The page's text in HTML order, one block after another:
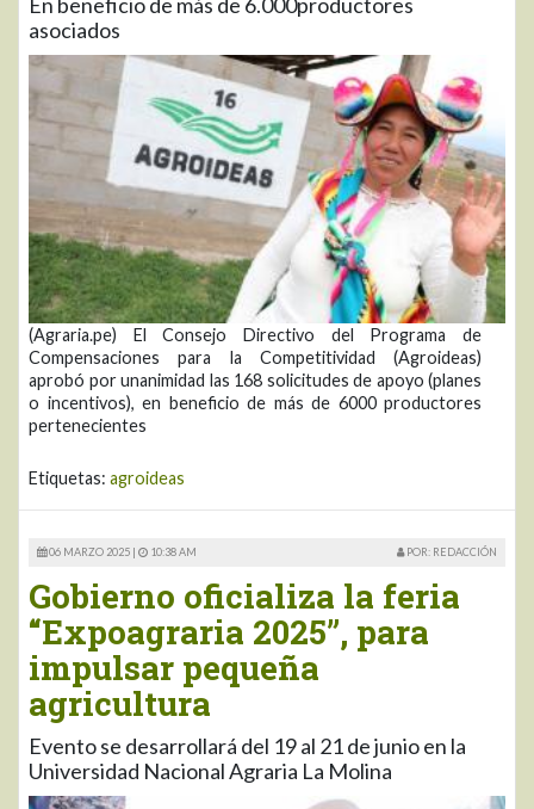
asociados
(Agraria.pe) El Consejo Directivo del Programa de
Compensaciones para la Competitividad (Agroideas)
aprobó por unanimidad las 168 solicitudes de apoyo (planes
o incentivos), en beneficio de más de 6000 productores
pertenecientes
Etiquetas: agroideas
06 MARZO 2025 | 10:38 AM POR: REDACCIÓN
Gobierno oficializa la feria
“Expoagraria 2025”, para
impulsar pequeña
agricultura
Evento se desarrollará del 19 al 21 de junio en la
Universidad Nacional Agraria La Molina